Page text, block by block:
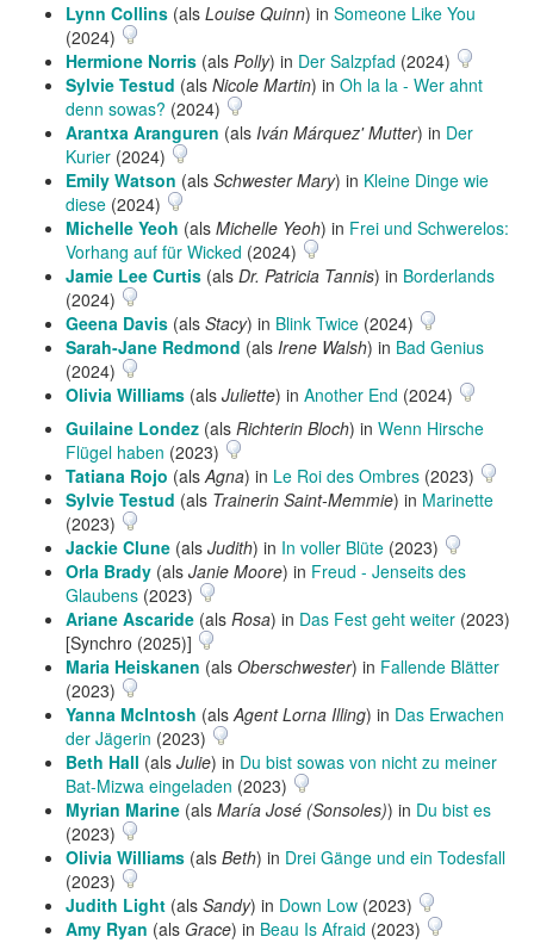
Lynn Collins (als Louise Quinn) in Someone Like You
(2024)
Hermione Norris (als Polly) in Der Salzpfad (2024)
Sylvie Testud (als Nicole Martin) in Oh la la - Wer ahnt
denn sowas? (2024)
Arantxa Aranguren (als Iván Márquez' Mutter) in Der
Kurier (2024)
Emily Watson (als Schwester Mary) in Kleine Dinge wie
diese (2024)
Michelle Yeoh (als Michelle Yeoh) in Frei und Schwerelos:
Vorhang auf für Wicked (2024)
Jamie Lee Curtis (als Dr. Patricia Tannis) in Borderlands
(2024)
Geena Davis (als Stacy) in Blink Twice (2024)
Sarah-Jane Redmond (als Irene Walsh) in Bad Genius
(2024)
Olivia Williams (als Juliette) in Another End (2024)
Guilaine Londez (als Richterin Bloch) in Wenn Hirsche
Flügel haben (2023)
Tatiana Rojo (alsAgna) in Le Roi des Ombres (2023)
Sylvie Testud (als Trainerin Saint-Memmie) in Marinette
(2023)
Jackie Clune (als Judith) in In voller Blüte (2023)
Orla Brady (als Janie Moore) in Freud - Jenseits des
Glaubens (2023)
Ariane Ascaride (als Rosa) in Das Fest geht weiter (2023)
[Synchro (2025)]
Maria Heiskanen (als Oberschwester) in Fallende Blätter
(2023)
Yanna McIntosh (alsAgent Lorna Illing) in Das Erwachen
der Jägerin (2023)
Beth Hall (als Julie) in Du bist sowas von nicht zu meiner
Bat-Mizwa eingeladen (2023)
Myrian Marine (als María José (Sonsoles)) in Du bist es
(2023)
Olivia Williams (als Beth) in Drei Gänge und ein Todesfall
(2023)
Judith Light (als Sandy) in Down Low (2023)
Amy Ryan (als Grace) in Beau Is Afraid (2023)